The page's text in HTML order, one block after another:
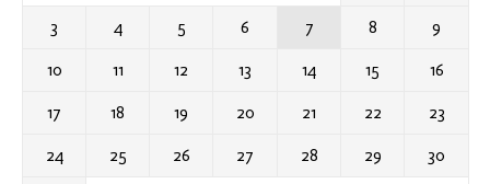
3 4 5 6 7 8 9
10 11 12 13 14 15 16
17 18 19 20 21 22 23
24 25 26 27 28 29 30